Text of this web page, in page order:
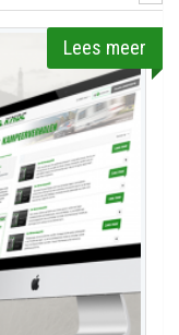
Lees meer